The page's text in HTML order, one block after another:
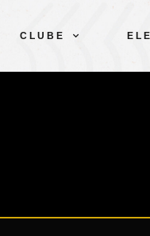
CLUBE